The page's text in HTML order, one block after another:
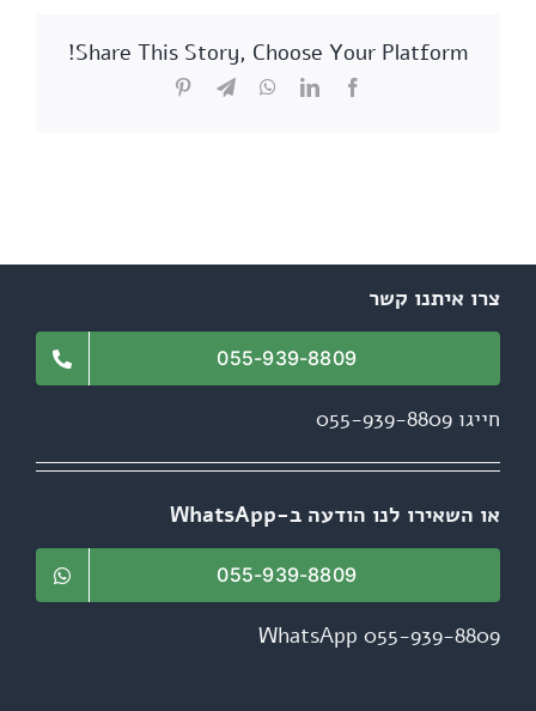
Share This Story, Choose Your Platform!
Facebook
LinkedIn
WhatsApp
Telegram
צרו איתנו קשר
055-939-8809
חייגו 055-939-8809
או השאירו לנו הודעה ב-WhatsApp
055-939-8809
WhatsApp 055-939-8809